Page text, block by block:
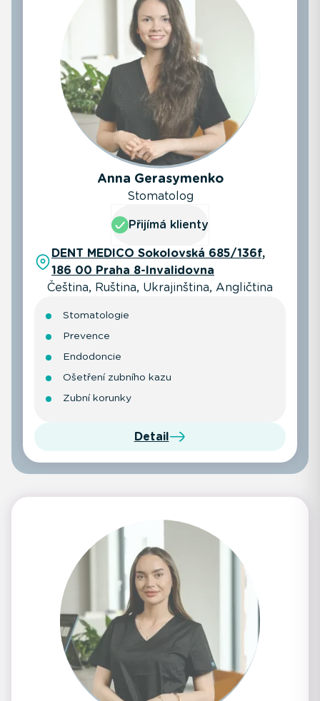
Anna Gerasymenko
Stomatolog
Přijímá klienty
DENT MEDICO Sokolovská 685/136f,
186 00 Praha 8-Invalidovna
Čeština, Ruština, Ukrajinština, Angličtina
Stomatologie
Prevence
Endodoncie
Ošetření zubního kazu
Zubní korunky
Detail